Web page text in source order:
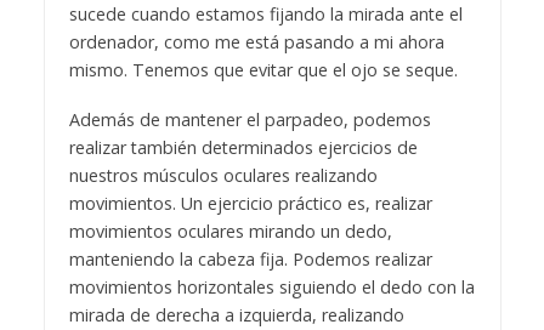
sucede cuando estamos fijando la mirada ante el
ordenador, como me está pasando a mi ahora
mismo. Tenemos que evitar que el ojo se seque.
Además de mantener el parpadeo, podemos
realizar también determinados ejercicios de
nuestros músculos oculares realizando
movimientos. Un ejercicio práctico es, realizar
movimientos oculares mirando un dedo,
manteniendo la cabeza fija. Podemos realizar
movimientos horizontales siguiendo el dedo con la
mirada de derecha a izquierda, realizando